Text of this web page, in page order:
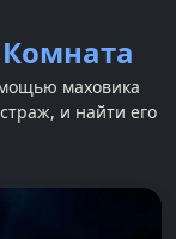
маховика
и найти его